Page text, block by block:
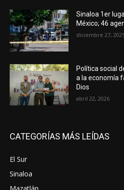
Sinaloa 1er
México; 46
diciembre 27,
Política social
a la economía
Dios
abril 22, 2026
CATEGORÍAS MÁS LEÍDAS
El Sur
Sinaloa